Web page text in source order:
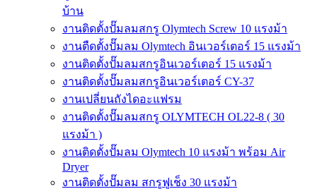
บ้าน
งานติดตั้งปั๊มลมสกรู Olymtech Screw 10 แรงม้า
งานตืดตั้งปั๊มลม Olymtech อินเวอร์เตอร์ 15 แรงม้า
งานติดตั้งปั๊มลมสกรูอินเวอร์เตอร์ 15 แรงม้า
งานติดตั้งปั๊มลมสกรูอินเวอร์เตอร์ CY-37
งานเปลี่ยนถังไดอะแฟรม
งานติดตั้งปั๊มลมสกรู OLYMTECH OL22-8 ( 30
แรงม้า )
งานติดตั้งปั๊มลม Olymtech 10 แรงม้า พร้อม Air
Dryer
งานติดตั้งปั๊มลม สกรูฟูเช็ง 30 แรงม้า